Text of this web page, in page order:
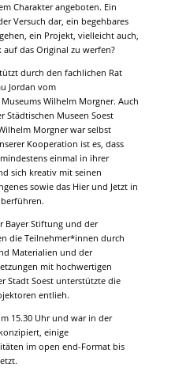
Charakter angeboten. Ein
Versuch dar, ein begehbares
ein Projekt, vielleicht auch,
das Original zu werfen?
durch den fachlichen Rat
Jordan vom
Wilhelm Morgner. Auch
Städtischen Museen Soest
Morgner war selbst
Kooperation ist es, dass
einmal in ihrer
sich kreativ mit seinen
sowie das Hier und Jetzt in
Bayer Stiftung und der
die Teilnehmer*innen durch
Materialien und der
mit hochwertigen
Stadt Soest unterstützte die
entlieh.
15.30 Uhr und war in der
einige
im open end-Format bis